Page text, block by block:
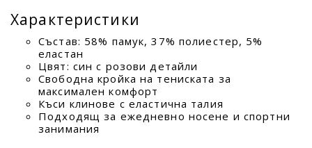
Характеристики
Състав: 58% памук, 37% полиестер, 5%
еластан
Цвят: син с розови детайли
Свободна кройка на тениската за
максимален комфорт
Къси клинове с еластична талия
Подходящ за ежедневно носене и спортни
занимания